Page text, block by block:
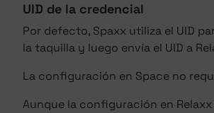
UID de la credencial
Por defecto, Spaxx utiliza el UID
la taquilla y luego envía el UID a
La configuración en Space no
Aunque la configuración en